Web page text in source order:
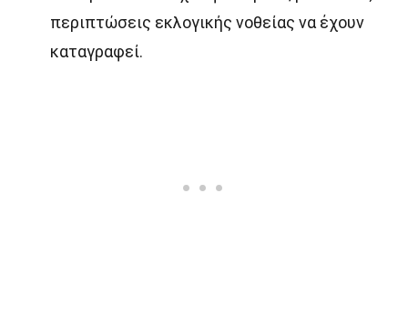
περιπτώσεις εκλογικής νοθείας να έχουν
καταγραφεί.